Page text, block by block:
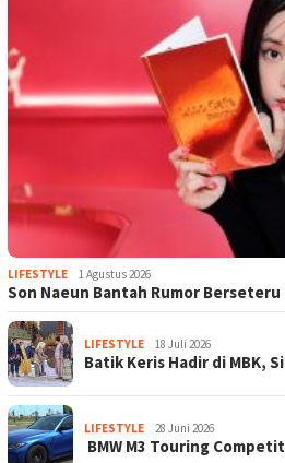
LIFESTYLE 1 Agustus 2026
Son Naeun Bantah Rumor
LIFESTYLE 18 Juli 2026
Batik Keris Hadir di MBK,
LIFESTYLE 28 Juni 2026
BMW M3 Touring